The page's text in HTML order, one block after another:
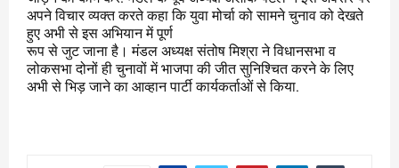
अपने विचार व्यक्त करते कहा कि युवा मोर्चा को सामने चुनाव को देखते
हुए अभी से इस अभियान में पूर्ण
रूप से जुट जाना है। मंडल अध्यक्ष संतोष मिश्रा ने विधानसभा व
लोकसभा दोनों ही चुनावों में भाजपा की जीत सुनिश्चित करने के लिए
अभी से भिड़ जाने का आव्हान पार्टी कार्यकर्ताओं से किया.